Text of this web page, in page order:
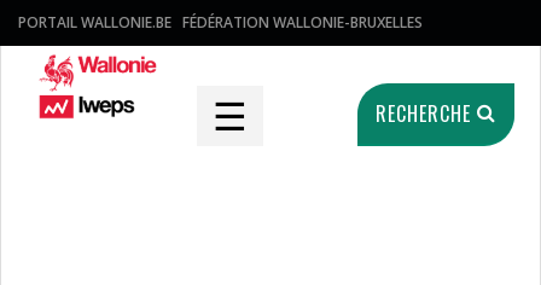
PORTAIL WALLONIE.BE FÉDÉRATION WALLONIE-BRUXELLES
☰ RECHERCHE